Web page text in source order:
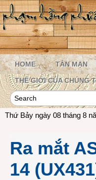
HOME TẢN MẠN
THẾ GIỚI CỦA CHÚNG
Thứ Bảy ngày 08 tháng 8
Ra mắt
14